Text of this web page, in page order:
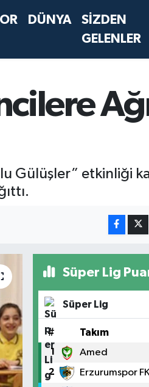
DÜNYA
SİZDEN
GELENLER
Gülüşler” etkinliği
Süper Lig
Süper Lig
# Takım
1 Amed
2 Erzurumspor